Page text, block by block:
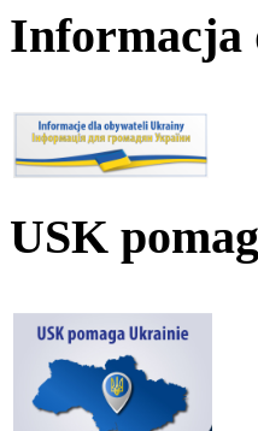
Informacja
USK